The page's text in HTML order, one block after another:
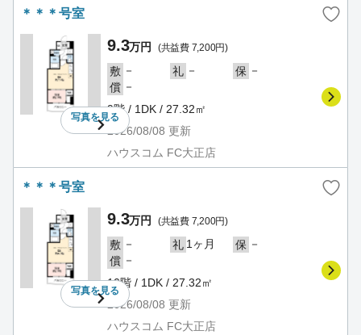
＊＊＊号室
写真を見る
9.3万円 (共益費 7,200円)
敷 － 礼 － 保 －
償 －
9階 / 1DK / 27.32㎡
2026/08/08 更新
ハウスコム FC大正店
＊＊＊号室
写真を見る
9.3万円 (共益費 7,200円)
敷 － 礼 1ヶ月 保 －
償 －
10階 / 1DK / 27.32㎡
2026/08/08 更新
ハウスコム FC大正店